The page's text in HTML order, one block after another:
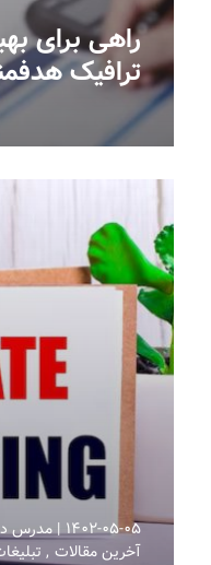
راهی برای
ترافیک
۱۴۰۲-۰۵-۰۵ مدرس
آخرین مقالات